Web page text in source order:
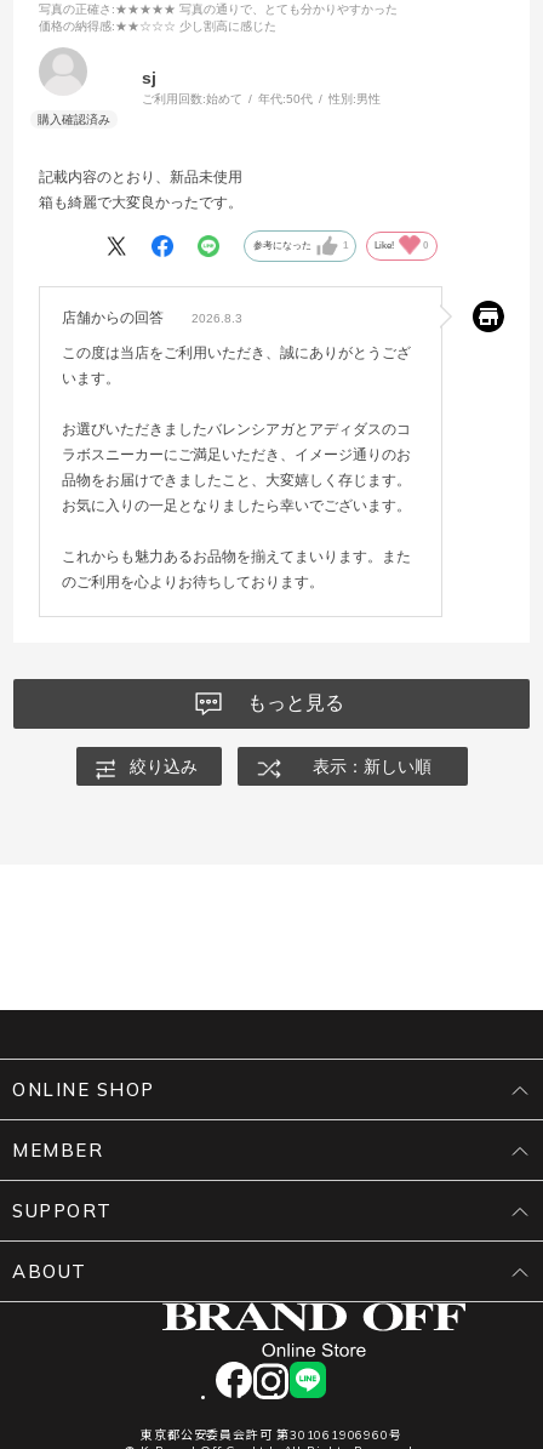
写真の正確さ :★★★★★ 写真の通りで、とても分かりやすかった
価格の納得感:★★☆☆☆ 少し割高に感じた
sj
ご利用回数:始めて 年代:50代 性別:男性
記載内容のとおり、新品未使用
箱も綺麗で大変良かったです。
参考になった 1 Like! 0
店舗からの回答 2026.8.3
この度は当店をご利用いただき、誠にありがとうござ
います。
お選びいただきましたバレンシアガとアディダスのコ
ラボスニーカーにご満足いただき、イメージ通りのお
品物をお届けできましたこと、大変嬉しく存じます。
お気に入りの一足となりましたら幸いでございます。
これからも魅力あるお品物を揃えてまいります。また
のご利用を心よりお待ちしております。
もっと見る
絞り込み 表示：新しい順
facebookinstagram
LINE
東京都公安委員会許可 第301061906960号
ONLINE SHOP
MEMBER
SUPPORT
ABOUT